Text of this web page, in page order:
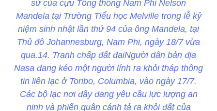
sử của cựu Tổng thống Nam Phi Nelson
Mandela tại Trường Tiểu học Melville trong lễ kỷ
niệm sinh nhật lần thứ 94 của ông Mandela, tại
Thủ đô Johannesburg, Nam Phi, ngày 18/7 vừa
qua.14. Tranh chấp đất đaiNgười dân bản địa
Nasa đang kéo một người lính ra khỏi tháp thông
tin liên lạc ở Toribo, Columbia, vào ngày 17/7.
Các bộ lạc nơi đây đang yêu cầu lực lượng an
ninh và phiến quân cánh tả ra khỏi đất của